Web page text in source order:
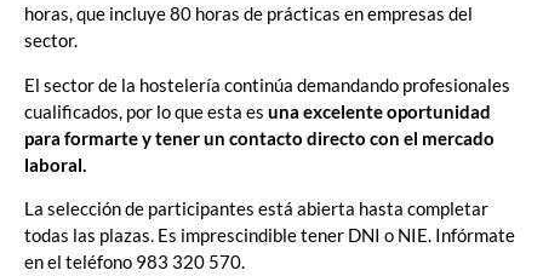
horas, que incluye 80 horas de prácticas en empresas del
sector.
El sector de la hostelería continúa demandando profesionales
cualificados, por lo que esta es una excelente oportunidad
para formarte y tener un contacto directo con el mercado
laboral.
La selección de participantes está abierta hasta completar
todas las plazas. Es imprescindible tener DNI o NIE. Infórmate
en el teléfono 983 320 570.